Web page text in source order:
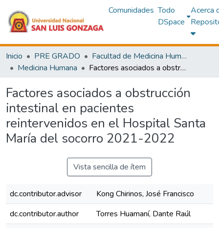
Comunidades Todo
DSpace
Acerca
Inicio PRE GRADO
Facultad de Medicina Humana
Medicina Humana
Factores asociados a obstrucción intestinal en pacientes reintervenidos en el Hospital Santa María del socorro 2021-2022
Factores asociados a obstrucción
intestinal en pacientes
reintervenidos en el Hospital Santa
María del socorro 2021-2022
Vista sencilla de ítem
dc.contributor.advisor
Kong Chirinos, José Francisco
dc.contributor.author
Torres Huamaní, Dante Raúl